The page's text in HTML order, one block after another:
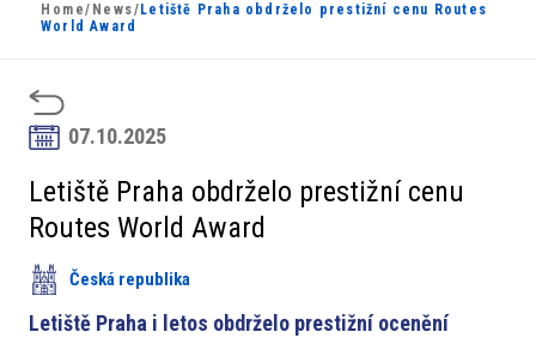
News
Rozvoj Trhu
Členové
Partneři
​​Projekty
Home/ News/ Letiště Praha obdrželo prestižní cenu Routes
World Award
07.10.2025
Letiště Praha obdrželo prestižní cenu
Routes World Award
Česká republika
Letiště Praha i letos obdrželo prestižní ocenění